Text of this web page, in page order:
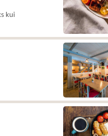
kui